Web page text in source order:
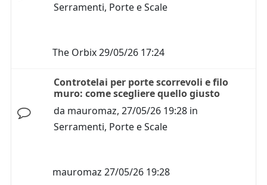
Serramenti, Porte e Scale
The Orbix29/05/26 17:24
Controtelai per porte scorrevoli e filo
muro: come scegliere quello giusto
da mauromaz, 27/05/26 19:28 in
Serramenti, Porte e Scale
mauromaz 27/05/26 19:28